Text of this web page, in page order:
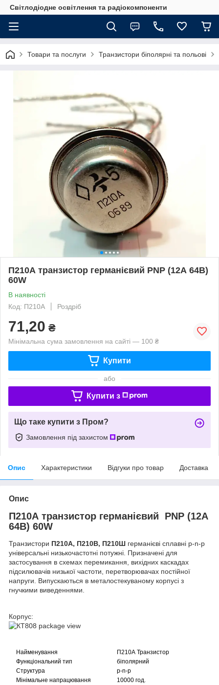
Світлодіодне освітлення та радіокомпоненти
Товари та послуги Транзистори біполярні та польові
П210А транзистор германієвий PNP (12А 64В)
60W
В наявності
Код: П210А
Роздріб
71,20 ₴
Мінімальна сума замовлення на сайті — 100 ₴
Купити
або
Купити з
Що таке купити з Пром?
Замовлення під захистом
Опис Характеристики Відгуки про товар Доставка
Опис
П210А транзистор германієвий PNP (12А
64В) 60W
Транзистори П210А, П210В, П210Ш германієві сплавні p-n-p
універсальні низькочастотні потужні. Призначені для
застосування в схемах перемикання, вихідних каскадах
підсилювачів низької частоти, перетворювачах постійної
напруги. Випускаються в металостекуваному корпусі з
гнучкими виведеннями.
Корпус:
Найменування
П210А Транзистор
Функціональний тип
біполярний
Структура
p-n-p
Мінімальне напрацювання
10000 год.